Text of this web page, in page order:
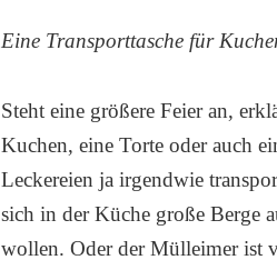
Eine Transporttasche für
Steht eine größere Feier an,
Kuchen, eine Torte oder auch
Leckereien ja irgendwie
sich in der Küche große Berge
wollen. Oder der Mülleimer ist